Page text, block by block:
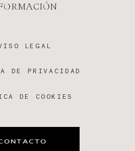
LEGAL
DE PRIVACIDAD
DE COOKIES